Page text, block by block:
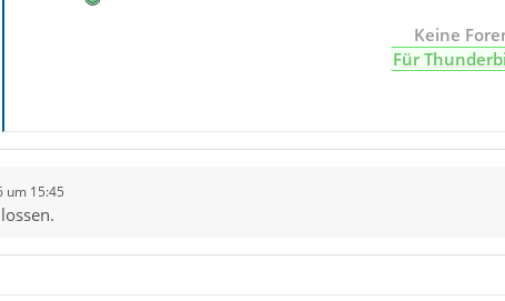
Keine
Für
um 15:45